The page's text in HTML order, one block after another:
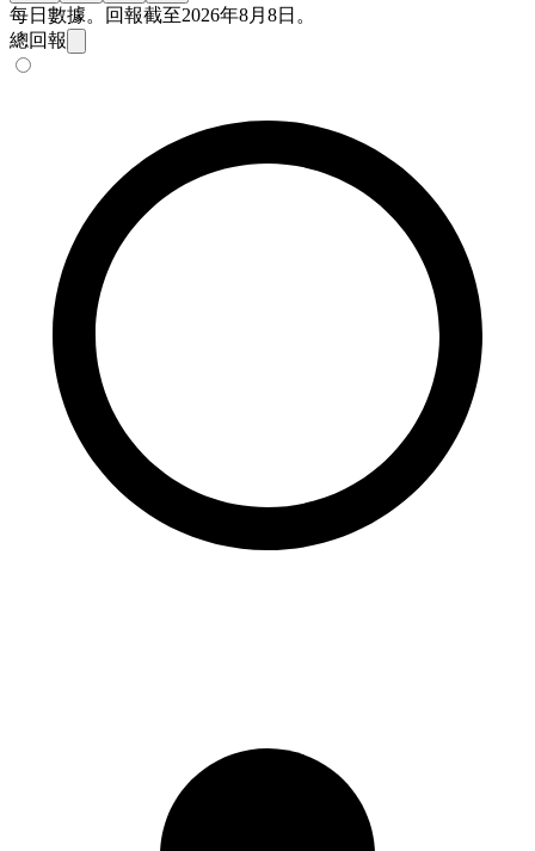
每日數據。回報截至2026年8月8日。
總回報